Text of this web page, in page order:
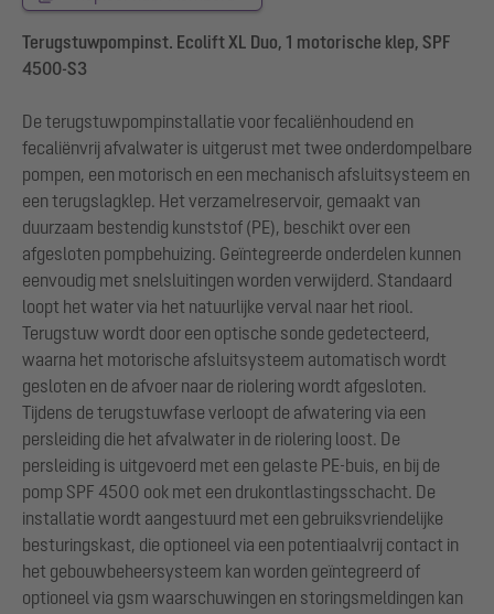
Terugstuwpompinst. Ecolift XL Duo, 1 motorische klep, SPF
4500-S3
De terugstuwpompinstallatie voor fecaliënhoudend en
fecaliënvrij afvalwater is uitgerust met twee onderdompelbare
pompen, een motorisch en een mechanisch afsluitsysteem en
een terugslagklep. Het verzamelreservoir, gemaakt van
duurzaam bestendig kunststof (PE), beschikt over een
afgesloten pompbehuizing. Geïntegreerde onderdelen kunnen
eenvoudig met snelsluitingen worden verwijderd. Standaard
loopt het water via het natuurlijke verval naar het riool.
Terugstuw wordt door een optische sonde gedetecteerd,
waarna het motorische afsluitsysteem automatisch wordt
gesloten en de afvoer naar de riolering wordt afgesloten.
Tijdens de terugstuwfase verloopt de afwatering via een
persleiding die het afvalwater in de riolering loost. De
persleiding is uitgevoerd met een gelaste PE-buis, en bij de
pomp SPF 4500 ook met een drukontlastingsschacht. De
installatie wordt aangestuurd met een gebruiksvriendelijke
besturingskast, die optioneel via een potentiaalvrij contact in
het gebouwbeheersysteem kan worden geïntegreerd of
optioneel via gsm waarschuwingen en storingsmeldingen kan